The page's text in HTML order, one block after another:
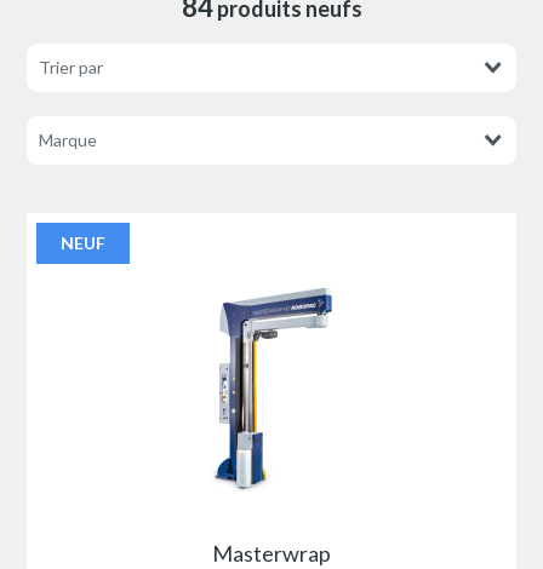
84produits neufs
NEUF
Masterwrap